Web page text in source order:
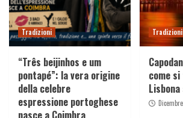
Tradizioni
“Três beijinhos e um
pontapé”: la vera origine
della celebre
espressione portoghese
Tradizioni
come